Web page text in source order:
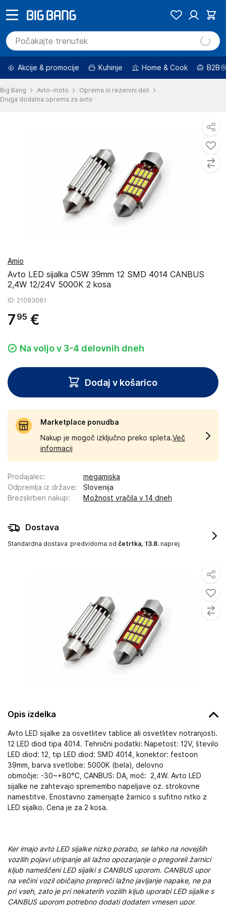
Akcije & promocije Kuhinje Home & Cook B2B
Big Bang Avto-moto
Oprema in rezervni deli
Druga dodatna oprema za avto
Opis izdelka
Avto LED sijalke za osvetlitev tablice ali osvetlitev notranjosti.
12 LED diod tipa 4014. Tehnični podatki: Napetost: 12V, število
LED diod: 12, tip LED diod: SMD 4014, konektor: festoon
39mm, barva svetlobe: 5000K (bela), delovno
območje: -30~+80°C, CANBUS: DA, moč: 2,4W. Avto LED
sijalke ne zahtevajo spremembo napeljave oz. strokovne
namestitve. Enostavno zamenjajte žarnico s sufitno nitko z
LED sijalko. Cena je za 2 kosa.
Ker imajo avto LED sijalke nizko porabo, se lahko na novejših
vozilih pojavi utripanje ali lažno opozarjanje o pregoreli žarnici
kljub nameščeni LED sijalki s CANBUS uporom. CANBUS upor
na večini vozil običajno prepreči lažno javljanje napake, ne pa
pri vseh, zato je pri nekaterih vozilih kljub uporabi LED sijalke s
CANBUS uporom potrebno dodati dodaten vmesen upor.
Amio
Avto LED sijalka C5W 39mm 12 SMD 4014 CANBUS
2,4W 12/24V 5000K 2 kosa
ID: 21093061
7 95 €
Na voljo v 3-4 delovnih dneh
Dodaj v košarico
Marketplace ponudba
Nakup je mogoč izključno preko spleta.Več
informacij
Prodajalec:
megamiska
Odpremlja iz države:
Slovenija
Brezskrben nakup: Možnost vračila v 14 dneh
Dostava
Standardna dostava predvidoma od četrtka, 13.8. naprej